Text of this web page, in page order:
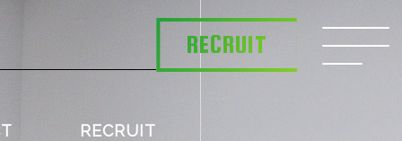
RECRUIT
RECRUIT